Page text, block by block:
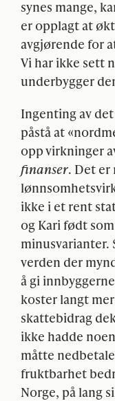
synes mange,
er opplagt at
avgjørende for
Vi har ikke sett
underbygger
Ingenting av
påstå at
opp virkninger
finanser. Det er
ikke i et rent
og Kari født
minusvarianter.
verden der
å gi
koster langt
skattebidrag
ikke hadde
måtte
fruktbarhet
Norge, på lang